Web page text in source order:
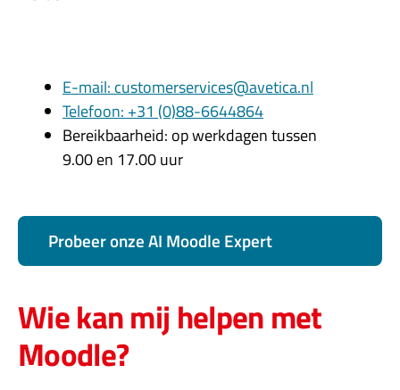
E-mail: customerservices@avetica.nl
Telefoon: +31 (0)88-6644864
Bereikbaarheid: op werkdagen tussen
9.00 en 17.00 uur
Probeer onze AI Moodle Expert
Wie kan mij helpen met
Moodle?